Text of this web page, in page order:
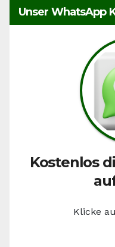
Unser WhatsApp
Kostenlos
Klicke